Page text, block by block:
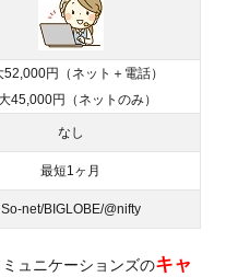
52,000円（ネット＋電話）
45,000円（ネットのみ）
なし
最短1ヶ月
So-net/BIGLOBE/@nifty
ュニケーションズのキャ